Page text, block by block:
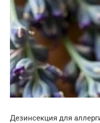
Дезинсекция для